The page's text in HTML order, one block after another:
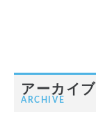
アーカイブ
ARCHIVE